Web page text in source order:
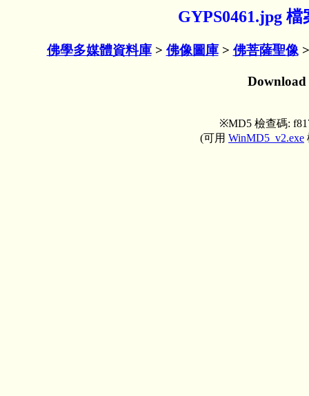
GYPS0461.jpg
佛學多媒體資料庫> 佛像圖庫> 佛菩薩聖像
※MD5 檢查碼:
(可用 WinMD5_v2.exe